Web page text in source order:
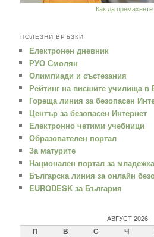
Как да
ПОЛЕЗНИ ВРЪЗКИ
Електронен дневник
РУО Смолян
Oлимпиади и състезания
Рейтинг на висшите училища в
Гореща линия за безопасен
Център за безопасен Интернет
Електронно четими учебници
Образователен портал
За матурите
Национален портал за
Българска линия за онлайн
EURODESK за България
АВГУСТ 2026
П В С Ч